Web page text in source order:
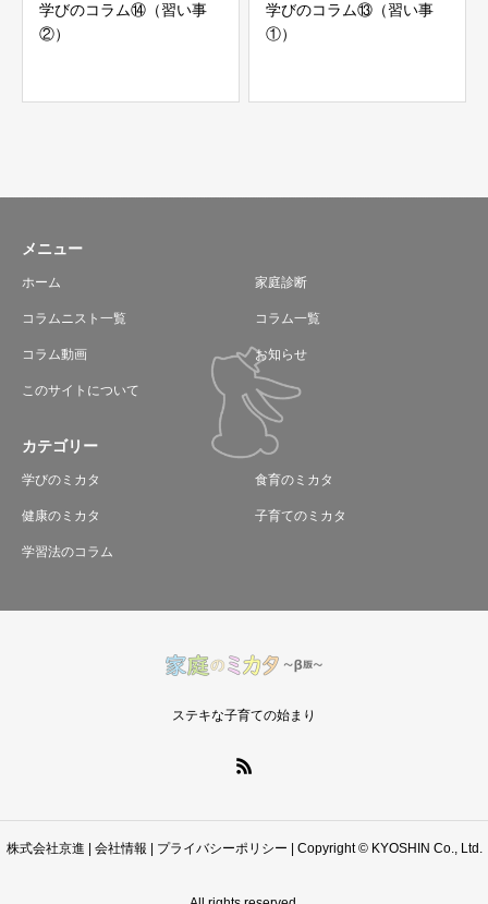
学びのコラム⑭（習い事
②）
学びのコラム⑬（習い事
①）
メニュー
ホーム 家庭診断
コラムニスト一覧 コラム一覧
コラム動画 お知らせ
このサイトについて
カテゴリー
学びのミカタ 食育のミカタ
健康のミカタ 子育てのミカタ
学習法のコラム
ステキな子育ての始まり
株式会社京進 会社情報 プライバシーポリシー | Copyright © KYOSHIN Co., Ltd.